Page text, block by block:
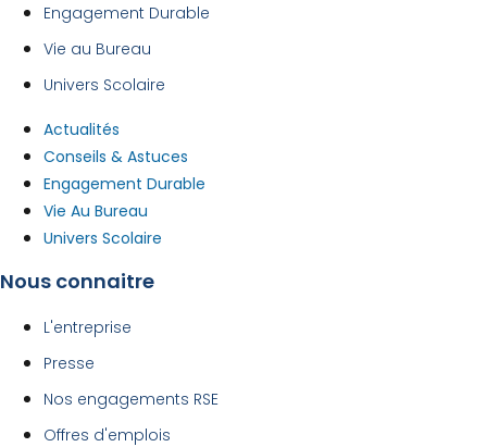
Engagement Durable
Vie au Bureau
Univers Scolaire
Actualités
Conseils & Astuces
Engagement Durable
Vie Au Bureau
Univers Scolaire
Nous connaitre
L'entreprise
Presse
Nos engagements RSE
Offres d'emplois